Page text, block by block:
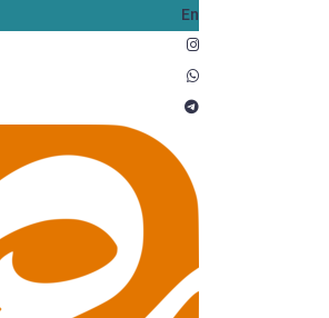
En